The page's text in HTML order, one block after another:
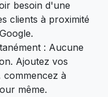
besoin d'une
clients à proximité
: Aucune
Ajoutez vos
commencez à
même.